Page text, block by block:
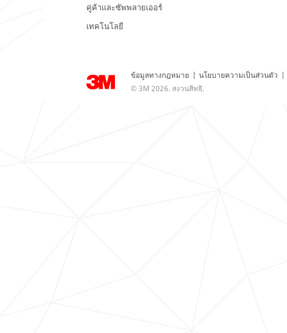
คู่ค้าและซัพพลายเออร์
เทคโนโลยี
ข้อมูลทางกฎหมาย | นโยบายความเป็นส่วนตัว |
© 3M 2026. สงวนสิทธิ.